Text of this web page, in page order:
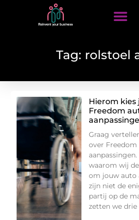
Tag: rolstoel
Hierom kies
Freedom
Graag
over Freedom
waarom wij
om jouw auto
zijn niet de
partij op de
zetten we drie